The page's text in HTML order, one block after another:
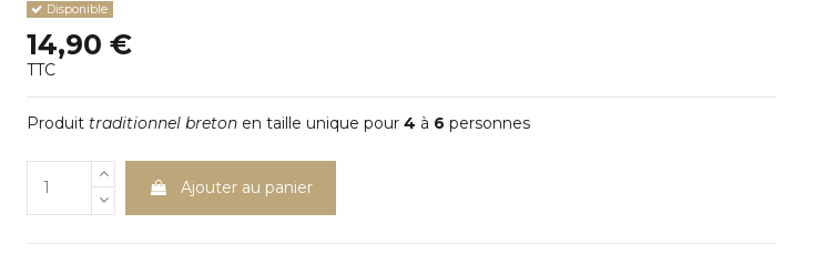
Disponible
14,90 €
TTC
Produit traditionnel breton en taille unique pour4 à 6 personnes
Ajouter au panier